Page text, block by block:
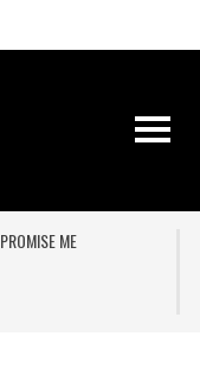
PROMISE ME